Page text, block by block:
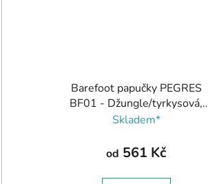
Barefoot papučky PEGRES
BF01 - Džungle/tyrkysová,
Pegres
Skladem*
od 561 Kč